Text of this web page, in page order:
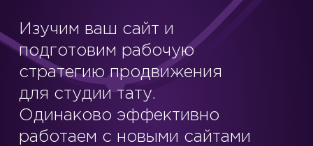
Изучим ваш сайт и
подготовим рабочую
стратегию продвижения
для студии тату.
Одинаково эффективно
работаем с новыми сайтами